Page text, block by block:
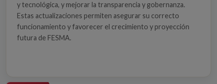
y tecnológica, y mejorar la transparencia y gobernanza.
Estas actualizaciones permiten asegurar su correcto
funcionamiento y favorecer el crecimiento y proyección
futura de FESMA.